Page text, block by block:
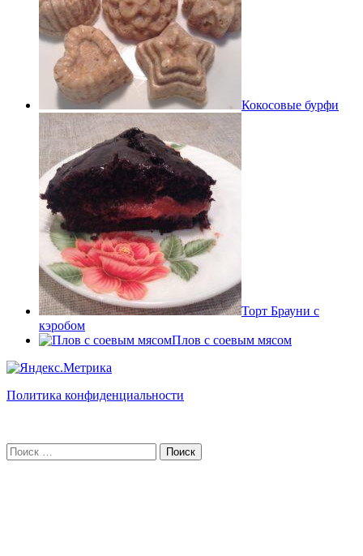
Кокосовые бурфи
Торт Брауни с
кэробом
Плов с соевым мясом
Политика конфиденциальности